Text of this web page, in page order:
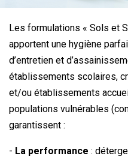
Les formulations « Sols et
apportent une hygiène
d’entretien et
établissements scolaires,
et/ou établissements
populations vulnérables
garantissent :
- La performance :